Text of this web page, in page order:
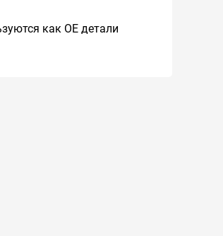
как ОЕ детали